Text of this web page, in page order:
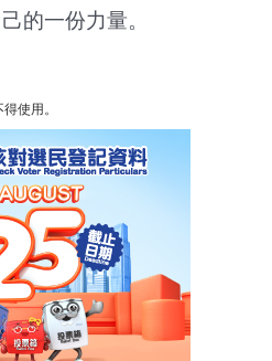
的一份力量。
使用。